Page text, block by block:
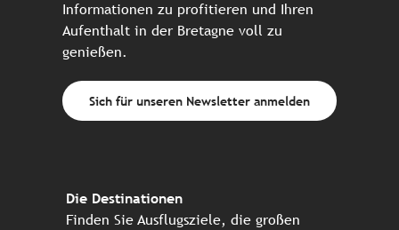
Informationen zu profitieren und Ihren
Aufenthalt in der Bretagne voll zu
genießen.
Sich für unseren Newsletter anmelden
Die Destinationen
Finden Sie Ausflugsziele, die großen